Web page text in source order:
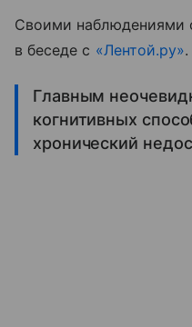
Своими наблюдениями
в беседе с «Лентой.ру».
Главным
когнитивных
хронический